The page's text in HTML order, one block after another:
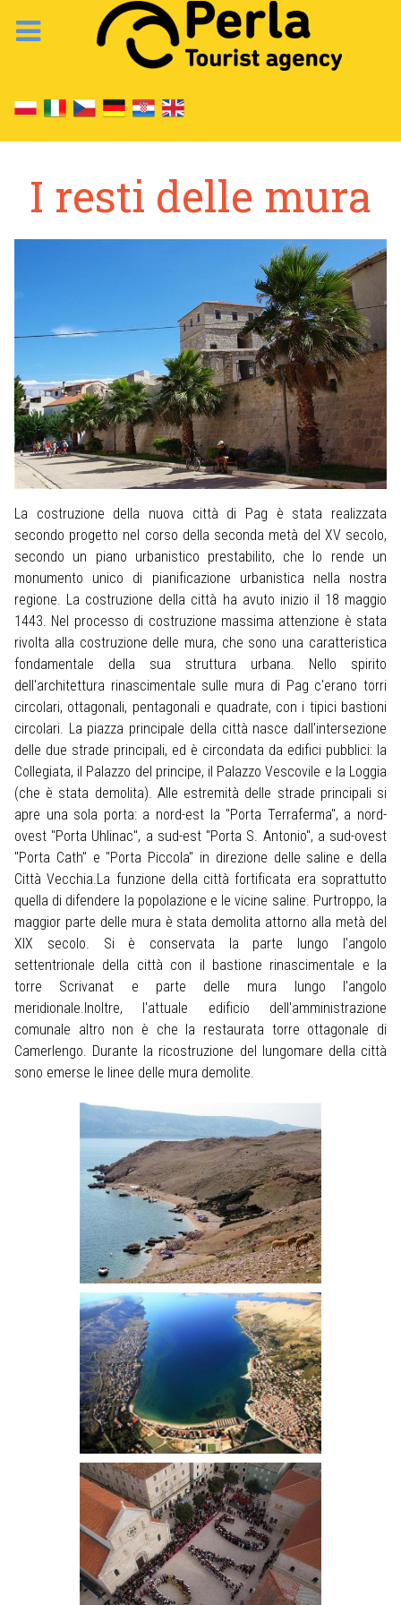
I resti delle mura
La costruzione della nuova città di Pag è stata realizzata
secondo progetto nel corso della seconda metà del XV secolo,
secondo un piano urbanistico prestabilito, che lo rende un
monumento unico di pianificazione urbanistica nella nostra
regione. La costruzione della città ha avuto inizio il 18 maggio
1443. Nel processo di costruzione massima attenzione è stata
rivolta alla costruzione delle mura, che sono una caratteristica
fondamentale della sua struttura urbana. Nello spirito
dell'architettura rinascimentale sulle mura di Pag c'erano torri
circolari, ottagonali, pentagonali e quadrate, con i tipici bastioni
circolari. La piazza principale della città nasce dall'intersezione
delle due strade principali, ed è circondata da edifici pubblici: la
Collegiata, il Palazzo del principe, il Palazzo Vescovile e la Loggia
(che è stata demolita). Alle estremità delle strade principali si
apre una sola porta: a nord-est la "Porta Terraferma", a nord-
ovest "Porta Uhlinac", a sud-est "Porta S. Antonio", a sud-ovest
"Porta Cath" e "Porta Piccola" in direzione delle saline e della
Città Vecchia.La funzione della città fortificata era soprattutto
quella di difendere la popolazione e le vicine saline. Purtroppo, la
maggior parte delle mura è stata demolita attorno alla metà del
XIX secolo. Si è conservata la parte lungo l'angolo
settentrionale della città con il bastione rinascimentale e la
torre Scrivanat e parte delle mura lungo l'angolo
meridionale.Inoltre, l'attuale edificio dell'amministrazione
comunale altro non è che la restaurata torre ottagonale di
Camerlengo. Durante la ricostruzione del lungomare della città
sono emerse le linee delle mura demolite.